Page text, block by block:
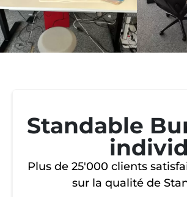
Standable
Plus de 25'000 clients
sur la qualité de